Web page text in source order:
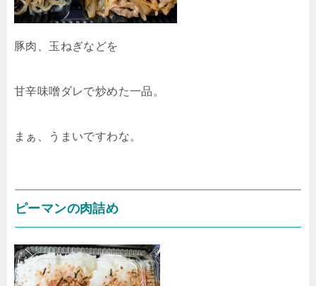
豚肉、玉ねぎなどを
甘辛味噌ダレで炒めた一品。
まぁ、うまいですわな。
ピーマンの肉詰め